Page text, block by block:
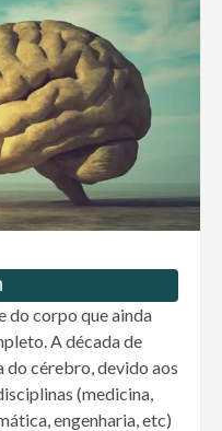
do corpo que ainda
A década de
do cérebro, devido aos
(medicina,
engenharia, etc)